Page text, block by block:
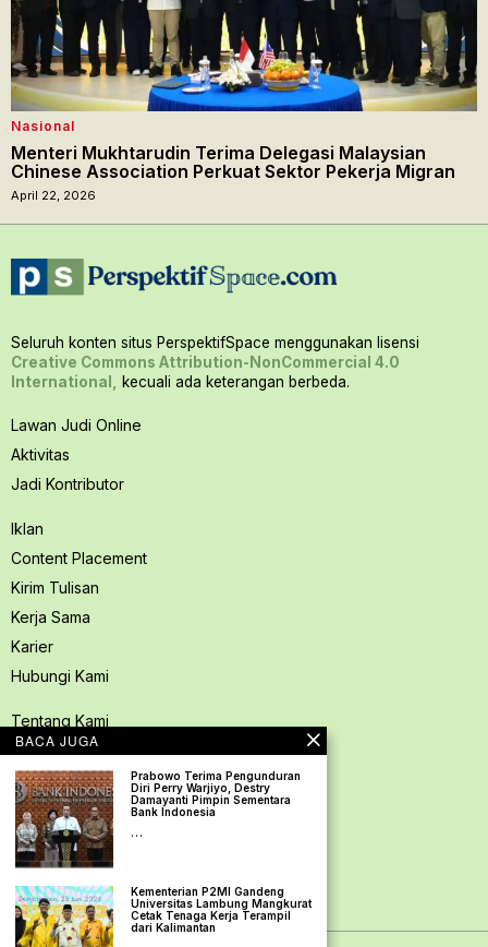
Nasional
Menteri Mukhtarudin Terima Delegasi Malaysian
Chinese Association Perkuat Sektor Pekerja Migran
April 22, 2026
Seluruh konten situs PerspektifSpace menggunakan lisensi
Creative Commons Attribution-NonCommercial 4.0
International,
kecuali ada keterangan berbeda.
Lawan Judi Online
Aktivitas
Jadi Kontributor
Iklan
Content Placement
Kirim Tulisan
Kerja Sama
Karier
Hubungi Kami
Tentang Kami
Redaksi PerspektifSpace
Kode Etik Jurnalistik
Pedoman Media Siber
Kebijakan Privasi
Pedoman Ramah Anak
Disclaimer
BACA JUGA
Prabowo Terima Pengunduran
Diri Perry Warjiyo, Destry
Damayanti Pimpin Sementara
Bank Indonesia
…
Kementerian P2MI Gandeng
Universitas Lambung Mangkurat
Cetak Tenaga Kerja Terampil
dari Kalimantan